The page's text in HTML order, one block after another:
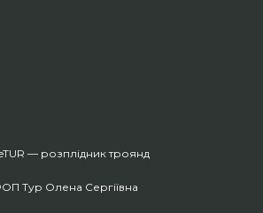
— розплідник троянд
Тур Олена Сергіївна